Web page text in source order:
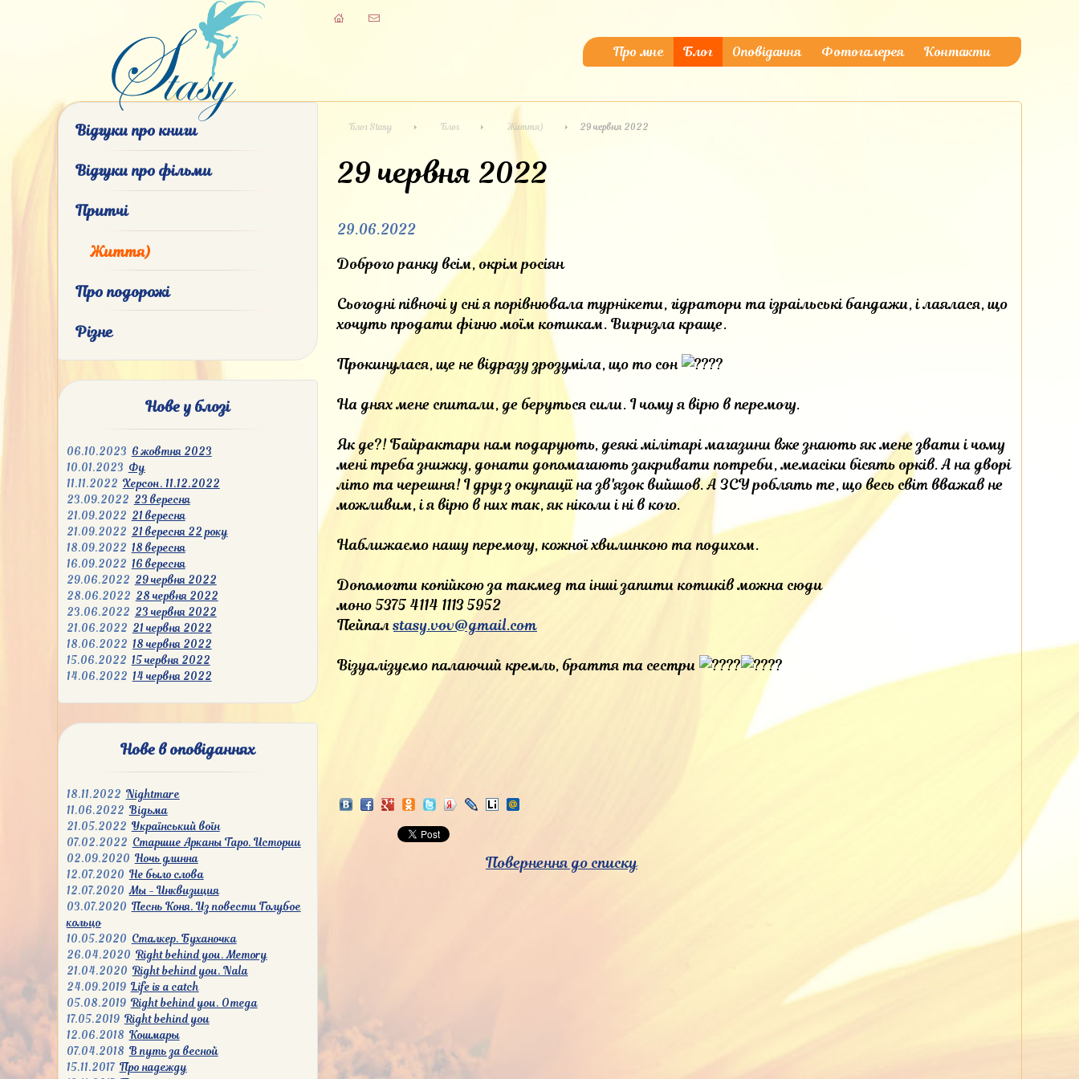
Про мне Блог Оповідання Фотогалерея Контакти
Відгуки про книги
Відгуки про фільми
Притчі
Життя)
Про подорожі
Різне
Нове у блозі
06.10.2023 6 жовтня 2023
10.01.2023 Фу
11.11.2022 Херсон. 11.12.2022
23.09.2022 23 вересня
21.09.2022 21 вересня
21.09.2022 21 вересня 22 року
18.09.2022 18 вересня
16.09.2022 16 вересня
29.06.2022 29 червня 2022
28.06.2022 28 червня 2022
23.06.2022 23 червня 2022
21.06.2022 21 червня 2022
18.06.2022 18 червня 2022
15.06.2022 15 червня 2022
14.06.2022 14 червня 2022
Нове в оповіданнях
18.11.2022 Nightmare
11.06.2022 Відьма
21.05.2022 Український воїн
07.02.2022 Старшие Арканы Таро. Истории
02.09.2020 Ночь длинна
12.07.2020 Не было слова
12.07.2020Мы - Инквизиция
03.07.2020 Песнь Коня. Из повести Голубое
кольцо
10.05.2020 Сталкер. Буханочка
26.04.2020 Right behind you. Memory
21.04.2020 Right behind you. Nala
24.09.2019 Life is a catch
05.08.2019 Right behind you. Omega
17.05.2019 Right behind you
12.06.2018 Кошмары
07.04.2018 В путь за весной
15.11.2017 Про надежду
Блог Stasy Блог Життя) 29 червня 2022
29 червня 2022
29.06.2022
Доброго ранку всім, окрім росіян
Сьогодні півночі у сні я порівнювала турнікети, гідратори та ізраільські бандажи, і лаялася, що
хочуть продати фігню моїм котикам. Вигризла краще.
Прокинулася, ще не відразу зрозуміла, що то сон
На днях мене спитали, де беруться сили. І чому я вірю в перемогу.
Як де?! Байрактари нам подарують, деякі мілітарі магазини вже знають як мене звати і чому
мені треба знижку, донати допомагають закривати потреби, мемасіки бісять орків. А на дворі
літо та черешня! І друг з окупації на зв'язок вийшов. А ЗСУ роблять те, що весь світ вважав не
можливим, і я вірю в них так, як ніколи і ні в кого.
Наближаємо нашу перемогу, кожної хвилинкою та подихом.
Допомогти копійкою за такмед та інші запити котиків можна сюди
моно 5375 4114 1113 5952
Пейпалstasy.vov@gmail.com
Візуалізуємо палаючий кремль, браття та сестри
Повернення до списку